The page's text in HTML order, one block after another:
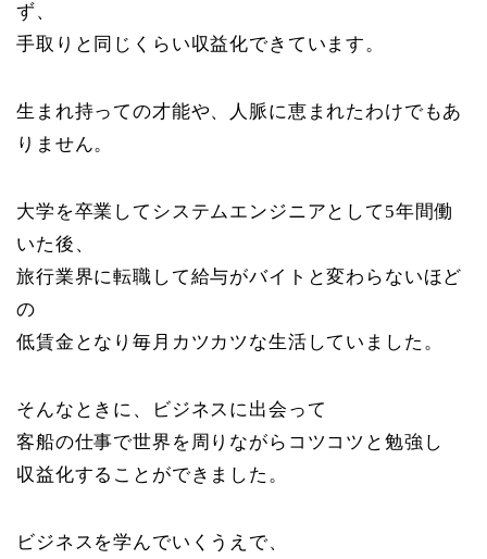
ず、
手取りと同じくらい収益化できています。
生まれ持っての才能や、人脈に恵まれたわけでもあ
りません。
大学を卒業してシステムエンジニアとして5年間働
いた後、
旅行業界に転職して給与がバイトと変わらないほど
の
低賃金となり毎月カツカツな生活していました。
そんなときに、ビジネスに出会って
客船の仕事で世界を周りながらコツコツと勉強し
収益化することができました。
ビジネスを学んでいくうえで、